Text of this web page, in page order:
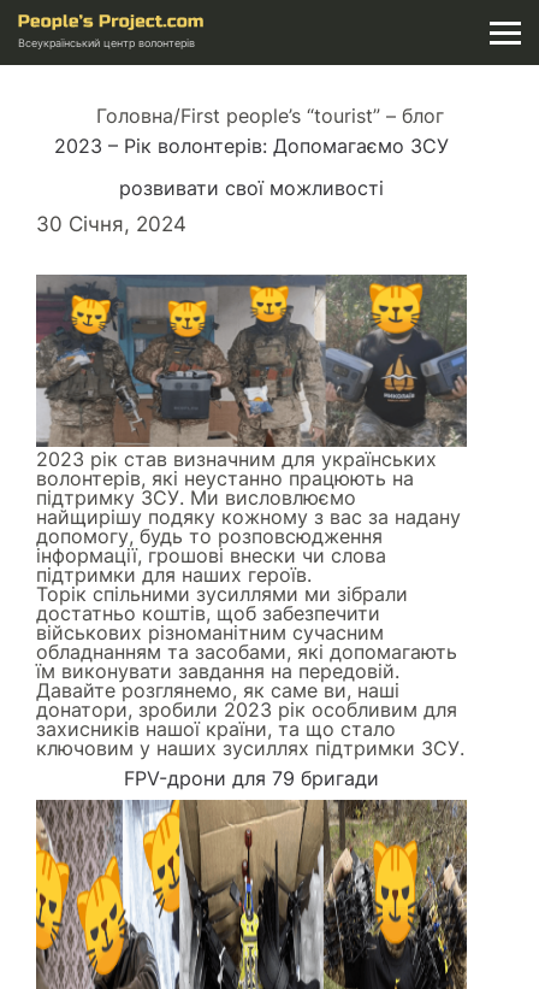
Всеукраїнський центр волонтерів
Головна/First people’s “tourist” – блог
2023 – Рік волонтерів: Допомагаємо ЗСУ
розвивати свої можливості
30 Січня, 2024
2023 рік став визначним для українських
волонтерів, які неустанно працюють на
підтримку ЗСУ. Ми висловлюємо
найщирішу подяку кожному з вас за надану
допомогу, будь то розповсюдження
інформації, грошові внески чи слова
підтримки для наших героїв.
Торік спільними зусиллями ми зібрали
достатньо коштів, щоб забезпечити
військових різноманітним сучасним
обладнанням та засобами, які допомагають
їм виконувати завдання на передовій.
Давайте розглянемо, як саме ви, наші
донатори, зробили 2023 рік особливим для
захисників нашої країни, та що стало
ключовим у наших зусиллях підтримки ЗСУ.
FPV-дрони для 79 бригади